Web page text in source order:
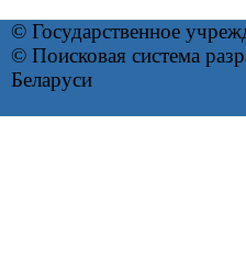
© Государственное
© Поисковая система
Беларуси